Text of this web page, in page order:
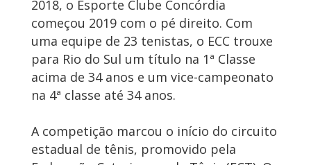
2018, o Esporte Clube Concórdia
começou 2019 com o pé direito. Com
uma equipe de 23 tenistas, o ECC trouxe
para Rio do Sul um título na 1ª Classe
acima de 34 anos e um vice-campeonato
na 4ª classe até 34 anos.
A competição marcou o início do circuito
estadual de tênis, promovido pela